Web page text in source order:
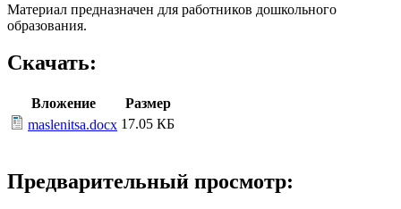
Материал предназначен для работников дошкольного
образования.
Скачать:
Вложение
Размер
maslenitsa.docx 17.05 КБ
Предварительный просмотр: